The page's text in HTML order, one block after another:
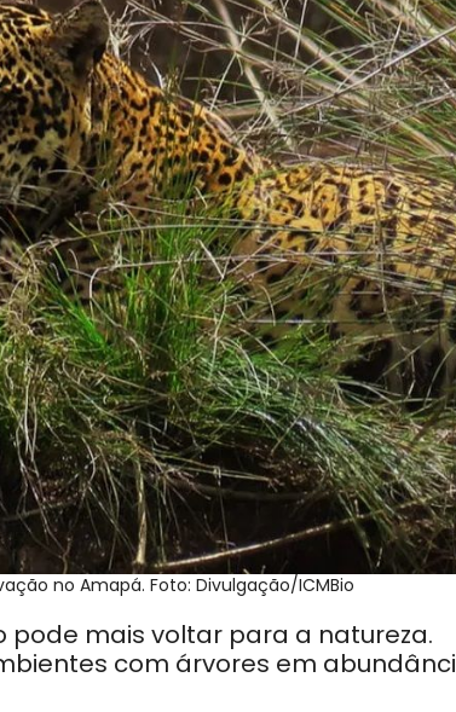
no Amapá. Foto: Divulgação/ICMBio
pode mais voltar para a natureza.
com árvores em